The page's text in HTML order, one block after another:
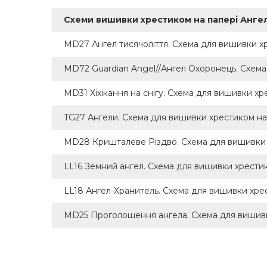
Схеми вишивки хрестиком на папері
MD27 Ангел тисячоліття. Схема для вишивки
MD72 Guardian Angel//Ангел Охоронець.
MD31 Хіхікання на снігу. Схема для вишивки
TG27 Ангели. Схема для вишивки хрестиком
MD28 Кришталеве Різдво. Схема для
LL16 Земний ангел. Схема для вишивки
LL18 Ангел-Хранитель. Схема для вишивки
MD25 Проголошення ангела. Схема для